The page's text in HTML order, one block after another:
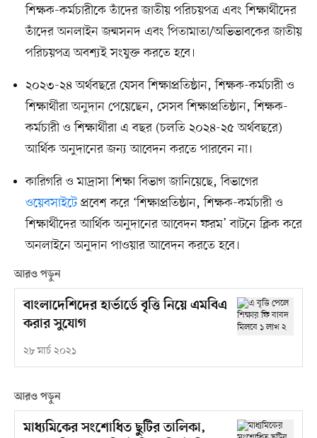
শিক্ষক-কর্মচারীকে তাঁদের জাতীয় পরিচয়পত্র এবং শিক্ষার্থীদের
তাঁদের অনলাইন জন্মসনদ এবং পিতামাতা/অভিভাবকের জাতীয়
পরিচয়পত্র অবশ্যই সংযুক্ত করতে হবে।
২০২৩-২৪ অর্থবছরে যেসব শিক্ষাপ্রতিষ্ঠান, শিক্ষক-কর্মচারী ও
শিক্ষার্থীরা অনুদান পেয়েছেন, সেসব শিক্ষাপ্রতিষ্ঠান, শিক্ষক-
কর্মচারী ও শিক্ষার্থীরা এ বছর (চলতি ২০২৪-২৫ অর্থবছরে)
আর্থিক অনুদানের জন্য আবেদন করতে পারবেন না।
কারিগরি ও মাদ্রাসা শিক্ষা বিভাগ জানিয়েছে, বিভাগের
ওয়েবসাইটেপ্রবেশ করে ‘শিক্ষাপ্রতিষ্ঠান, শিক্ষক-কর্মচারী ও
শিক্ষার্থীদের আর্থিক অনুদানের আবেদন ফরম’ বাটনে ক্লিক করে
অনলাইনে অনুদান পাওয়ার আবেদন করতে হবে।
আরও পড়ুন
বাংলাদেশিদের হার্ভার্ডে বৃত্তি নিয়ে এমবিএ
করার সুযোগ
২৮ মার্চ ২০২১
আরও পড়ুন
মাধ্যমিকের সংশোধিত ছুটির তালিকা,